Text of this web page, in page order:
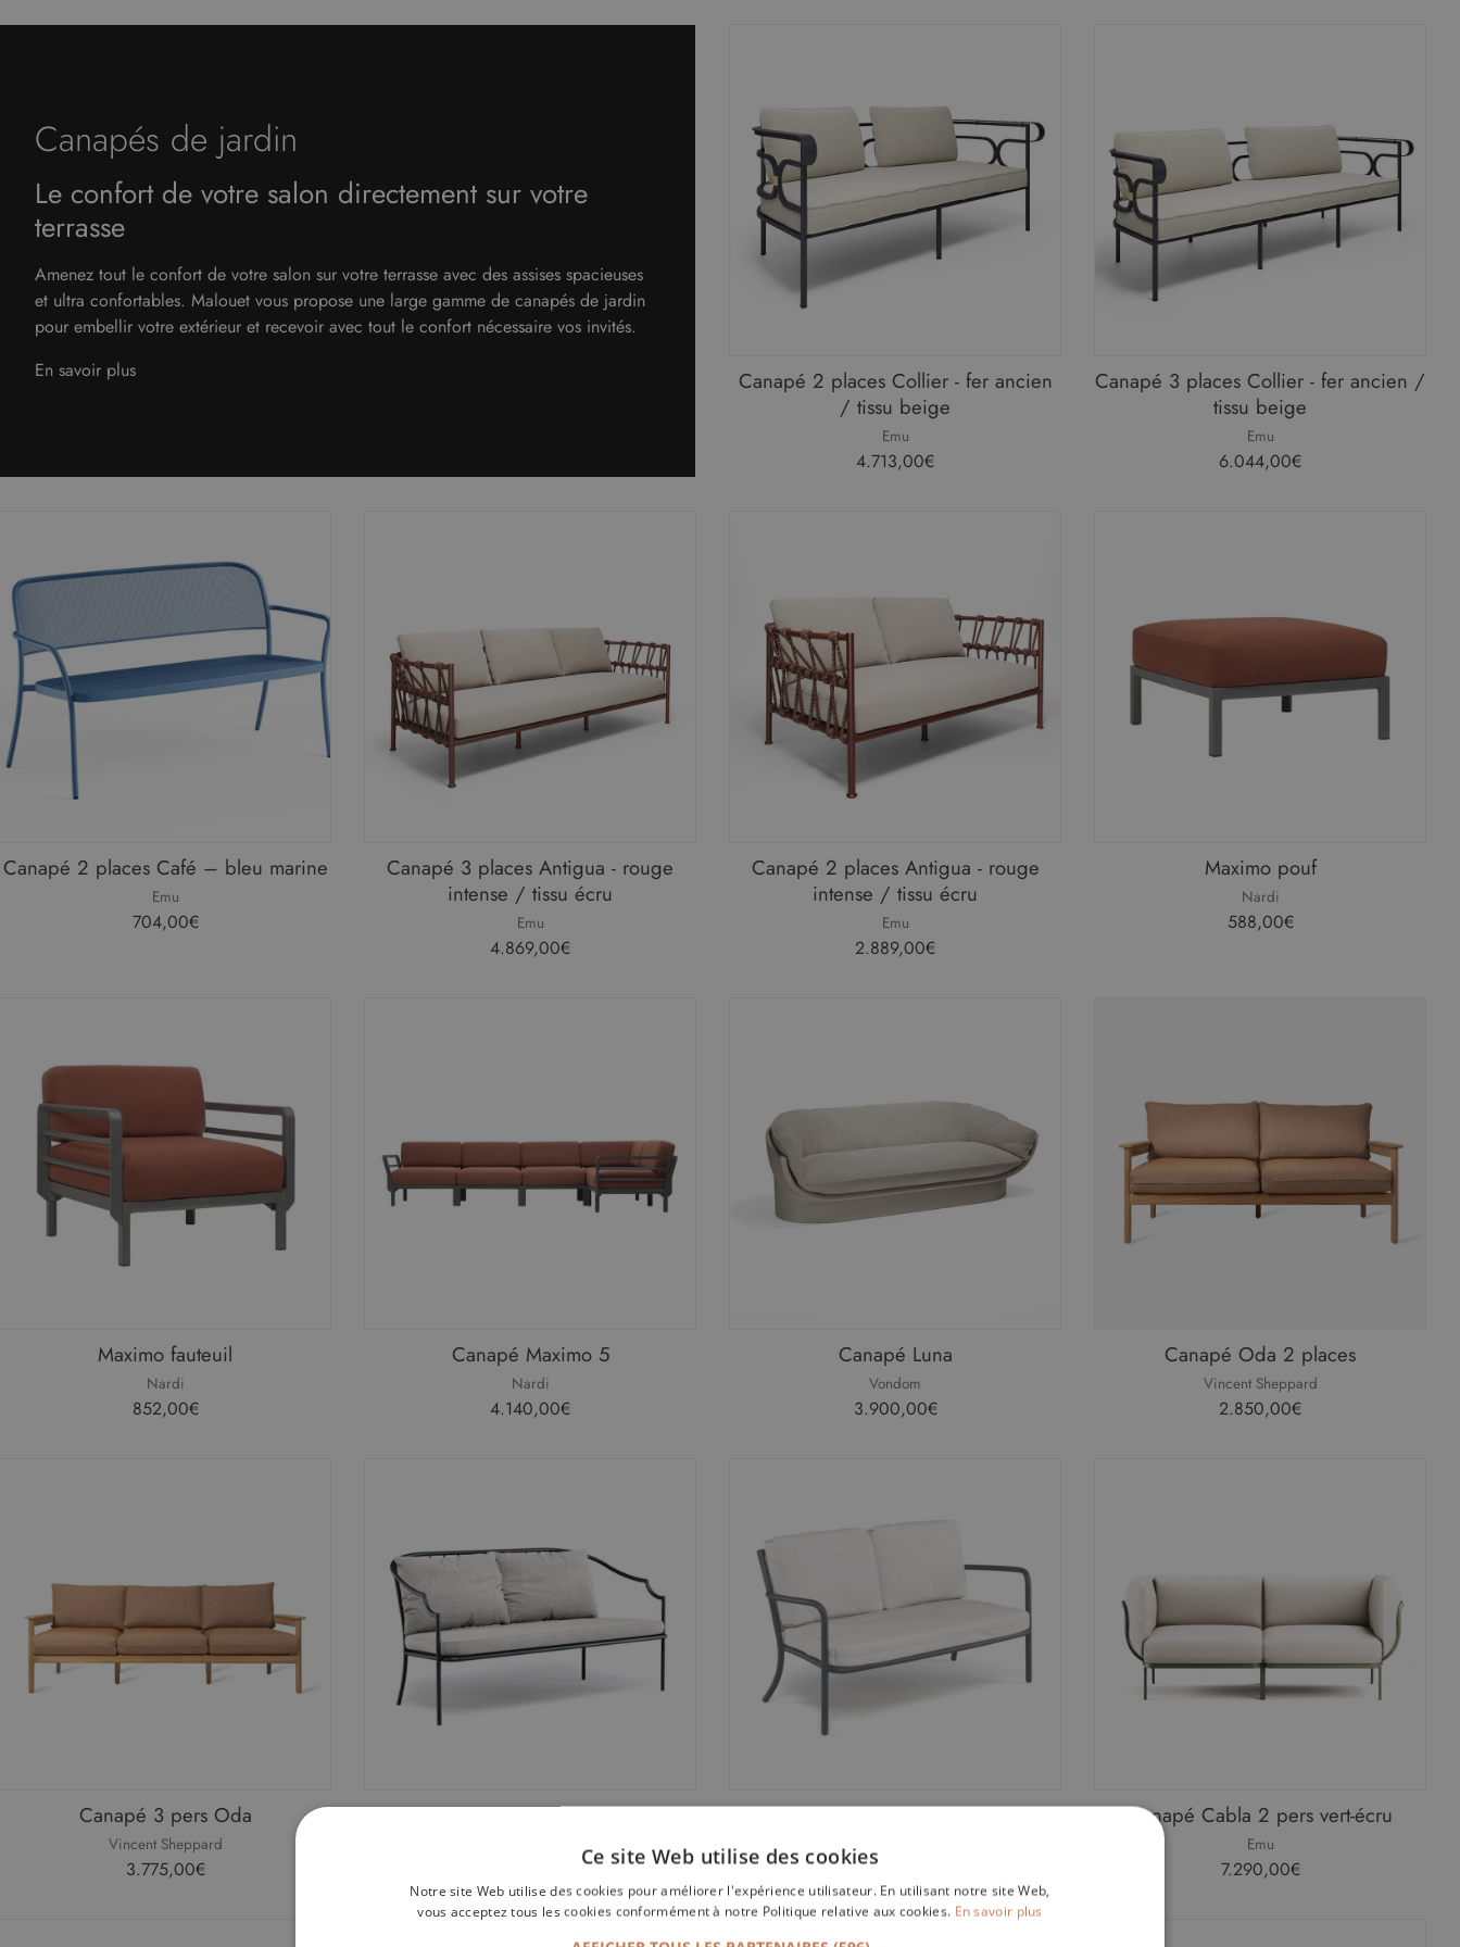
Accessoires et décorations
Driade
Emobok
Emu
Fredericia furniture
Gescova
Gommaire
Horm / Casamania
JG Group
Lapalma
Marelli
Massproductions
Nardi
Naver Collection
Seconde vie
Secto Design
Sika Design
SM Milani
Voir plus de marques
Canapés de jardin
Le confort de votre salon directement sur votre
terrasse
Amenez tout le confort de votre salon sur votre terrasse avec des assises spacieuses
et ultra confortables. Malouet vous propose une large gamme de canapés de jardin
pour embellir votre extérieur et recevoir avec tout le confort nécessaire vos invités.
En savoir plus
Canapé 2 places Collier - fer ancien
/ tissu beige
Emu
4.713,00€
Canapé 3 places Collier - fer ancien /
tissu beige
Emu
6.044,00€
Canapé 2 places Café – bleu marine
Emu
704,00€
Canapé 3 places Antigua - rouge
intense / tissu écru
Emu
4.869,00€
Canapé 2 places Antigua - rouge
intense / tissu écru
Emu
2.889,00€
Maximo pouf
Nardi
588,00€
Maximo fauteuil
Nardi
852,00€
Canapé Maximo 5
Nardi
4.140,00€
Canapé Luna
Vondom
3.900,00€
Canapé Oda 2 places
Vincent Sheppard
2.850,00€
Canapé 3 pers Oda
Vincent Sheppard
3.775,00€
Canapé Como 2 Pers noir Canapé Athena 2 pers gris
679,00€
Canapé Cabla 2 pers vert-écru
Emu
7.290,00€
Ce site Web utilise des cookies
Notre site Web utilise des cookies pour améliorer l'expérience utilisateur. En utilisant notre site Web,
vous acceptez tous les cookies conformément à notre Politique relative aux cookies. En savoir plus